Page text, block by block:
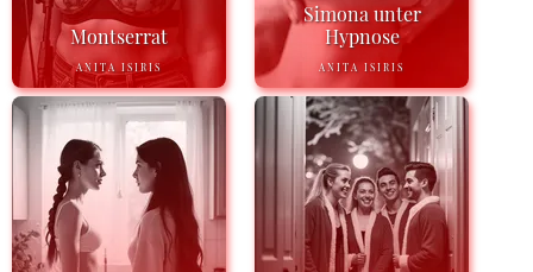
Montserrat
ANITA ISIRIS
Simona unter
Hypnose
ANITA ISIRIS